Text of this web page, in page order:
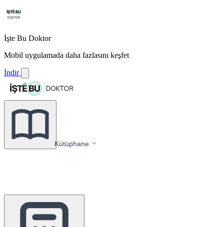
İşte Bu Doktor
Mobil uygulamada daha fazlasını keşfet
İndir
Kütüphane